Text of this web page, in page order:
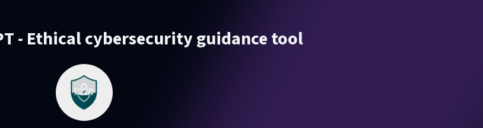
- Ethical cybersecurity guidance tool